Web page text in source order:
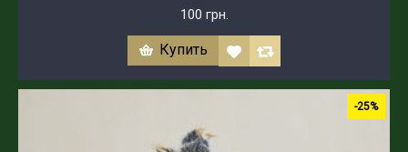
100 грн.
Купить
-25%